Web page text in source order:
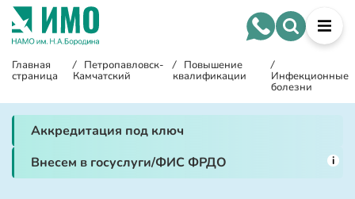
Главная
страница
/ Петропавловск-
Камчатский
/ Повышение
квалификации
/
Инфекционные
болезни
Аккредитация под ключ
Внесем в госуслуги/ФИС ФРДО
i